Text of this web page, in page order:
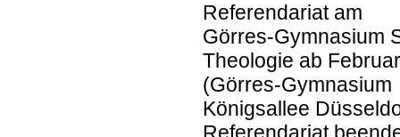
Referendariat am
Görres-Gymnasium
Theologie ab
(Görres-Gymnasium
Königsallee